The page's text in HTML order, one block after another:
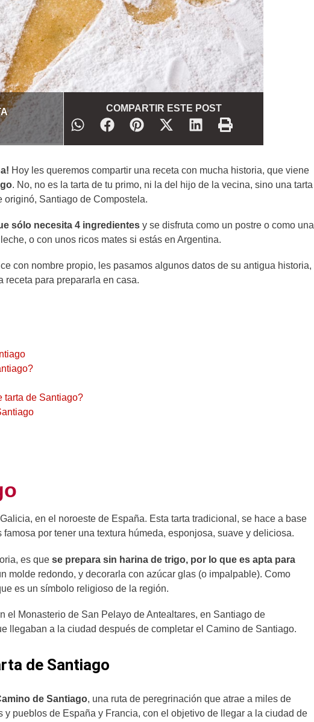
COMPARTIR ESTE POST
Hoy les queremos compartir una receta con mucha historia, que viene
. No, no es la tarta de tu primo, ni la del hijo de la vecina, sino una tarta
Santiago de Compostela.
sólo necesita 4 ingredientes y se disfruta como un postre o como una
o con unos ricos mates si estás en Argentina.
con nombre propio, les pasamos algunos datos de su antigua historia,
receta para prepararla en casa.
tarta de Santiago?
en el noroeste de España. Esta tarta tradicional, se hace a base
por tener una textura húmeda, esponjosa, suave y deliciosa.
es que se prepara sin harina de trigo, por lo que es apta para
molde redondo, y decorarla con azúcar glas (o impalpable). Como
es un símbolo religioso de la región.
el Monasterio de San Pelayo de Antealtares, en Santiago de
llegaban a la ciudad después de completar el Camino de Santiago.
de Santiago
de Santiago, una ruta de peregrinación que atrae a miles de
pueblos de España y Francia, con el objetivo de llegar a la ciudad de